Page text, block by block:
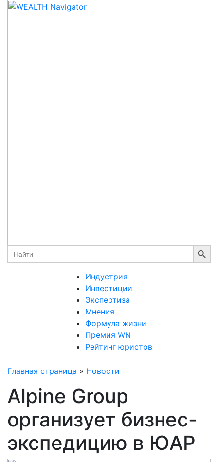
Search
for:
Search Button
Индустрия
Инвестиции
Экспертиза
Мнения
Формула жизни
Премия WN
Рейтинг юристов
Главная страница » Новости
Alpine Group
организует бизнес-
экспедицию в ЮАР